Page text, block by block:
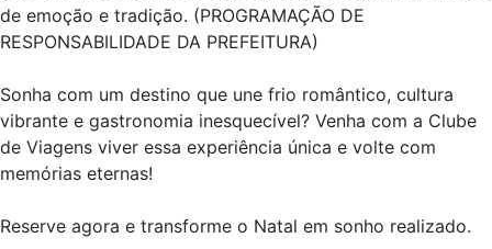
de emoção e tradição. (PROGRAMAÇÃO DE
RESPONSABILIDADE DA PREFEITURA)
Sonha com um destino que une frio romântico, cultura
vibrante e gastronomia inesquecível? Venha com a Clube
de Viagens viver essa experiência única e volte com
memórias eternas!
Reserve agora e transforme o Natal em sonho realizado.